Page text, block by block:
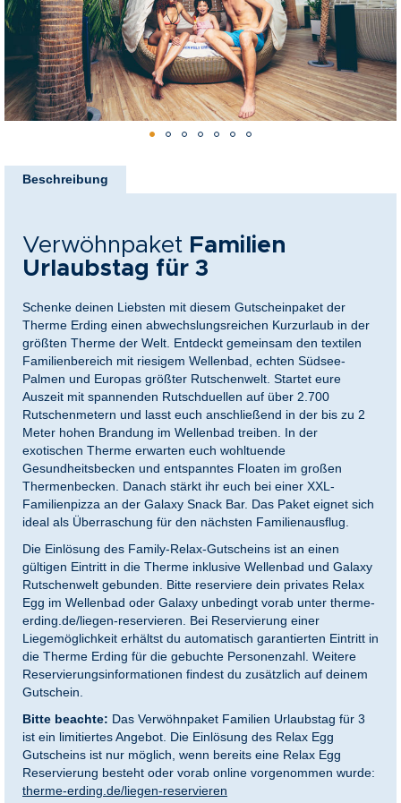
Anfang
Beschreibung
Verwöhnpaket Familien
Urlaubstag für 3
Schenke deinen Liebsten mit diesem Gutscheinpaket der
Therme Erding einen abwechslungsreichen Kurzurlaub in der
größten Therme der Welt. Entdeckt gemeinsam den textilen
Familienbereich mit riesigem Wellenbad, echten Südsee-
Palmen und Europas größter Rutschenwelt. Startet eure
Auszeit mit spannenden Rutschduellen auf über 2.700
Rutschenmetern und lasst euch anschließend in der bis zu 2
Meter hohen Brandung im Wellenbad treiben. In der
exotischen Therme erwarten euch wohltuende
Gesundheitsbecken und entspanntes Floaten im großen
Thermenbecken. Danach stärkt ihr euch bei einer XXL-
Familienpizza an der Galaxy Snack Bar. Das Paket eignet sich
ideal als Überraschung für den nächsten Familienausflug.
Die Einlösung des Family-Relax-Gutscheins ist an einen
gültigen Eintritt in die Therme inklusive Wellenbad und Galaxy
Rutschenwelt gebunden. Bitte reserviere dein privates Relax
Egg im Wellenbad oder Galaxy unbedingt vorab unter therme-
erding.de/liegen-reservieren. Bei Reservierung einer
Liegemöglichkeit erhältst du automatisch garantierten Eintritt in
die Therme Erding für die gebuchte Personenzahl. Weitere
Reservierungsinformationen findest du zusätzlich auf deinem
Gutschein.
Bitte beachte: Das Verwöhnpaket Familien Urlaubstag für 3
ist ein limitiertes Angebot. Die Einlösung des Relax Egg
Gutscheins ist nur möglich, wenn bereits eine Relax Egg
Reservierung besteht oder vorab online vorgenommen wurde:
therme-erding.de/liegen-reservieren
für Paare
für Familien